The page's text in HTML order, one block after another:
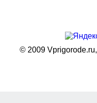
© 2009 Vprigorode.ru,